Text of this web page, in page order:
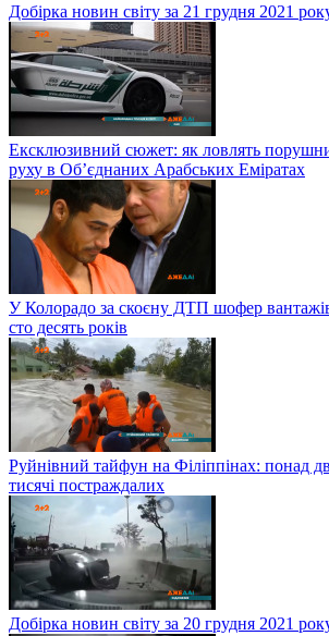
Добірка новин світу за 21 грудня 2021
Ексклюзивний сюжет: як ловлять
руху в Об’єднаних Арабських Еміратах
У Колорадо за скоєну ДТП шофер
сто десять років
Руйнівний тайфун на Філіппінах: понад
тисячі постраждалих
Добірка новин світу за 20 грудня 2021